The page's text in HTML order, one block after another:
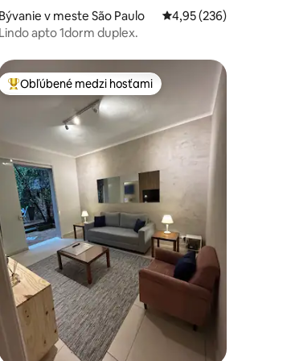
ohodnotenie 5 z 5, počet hodnotení: 44
Bývanie v meste São Paulo Priemerné
4,95 (236)
Lindo apto 1dorm duplex.
Najobľúbenejšie medzi hosťami
Obľúbené medzi hosťami